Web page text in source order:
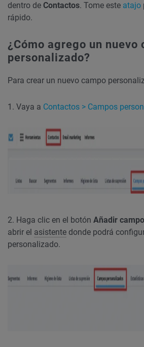
dentro de Contactos. Tome este atajo
rápido.
¿Cómo agrego un nuevo
personalizado?
Para crear un nuevo campo
1. Vaya a Contactos > Campos
2. Haga clic en el botón Añadir
abrir el asistente donde podrá
personalizado.